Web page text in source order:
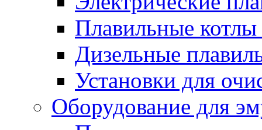
Плавильные
Дизельные
Установки для
Оборудование для